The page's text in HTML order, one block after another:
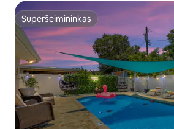
Superšeimininkas
Superšeimininkas